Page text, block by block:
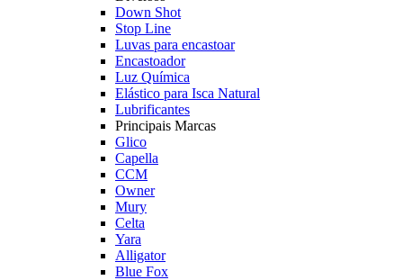
Down Shot
Stop Line
Luvas para encastoar
Encastoador
Luz Química
Elástico para Isca Natural
Lubrificantes
Principais Marcas
Glico
Capella
CCM
Owner
Mury
Celta
Yara
Alligator
Blue Fox